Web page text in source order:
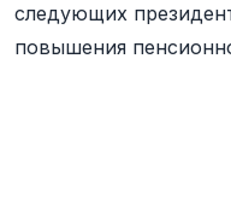
следующих
повышения